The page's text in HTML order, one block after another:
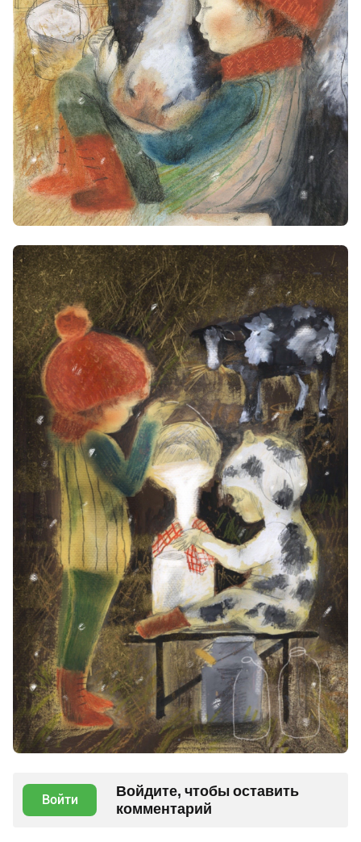
Войти
Войдите, чтобы оставить
комментарий